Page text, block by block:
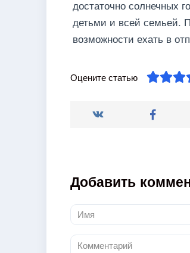
достаточно солнечных
детьми и всей семьей.
возможности ехать в
Оцените статью
Добавить
Имя
*
Комментарий